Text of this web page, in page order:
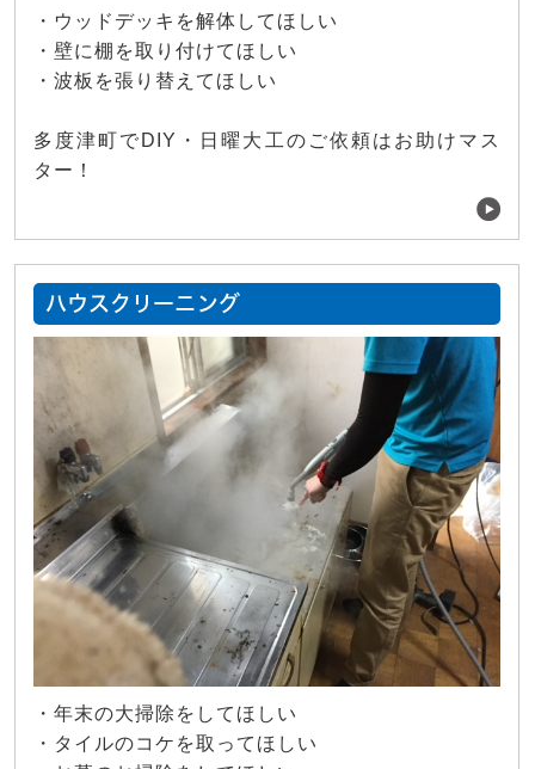
・ウッドデッキを解体してほしい
・壁に棚を取り付けてほしい
・波板を張り替えてほしい
多度津町でDIY・日曜大工のご依頼はお助けマス
ター！
ハウスクリーニング
・年末の大掃除をしてほしい
・タイルのコケを取ってほしい